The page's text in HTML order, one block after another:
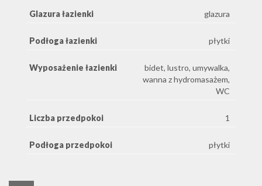
Glazura łazienki glazura
Podłoga łazienki płytki
Wyposażenie łazienki
bidet, lustro, umywalka,
wanna z hydromasażem,
WC
Liczba przedpokoi 1
Podłoga przedpokoi płytki